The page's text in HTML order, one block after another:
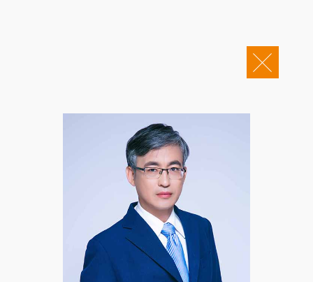
康桥人员
新闻动态
康桥党建
业务领域
社会责任
Copyright © 2011-2026 康桥律师事务所